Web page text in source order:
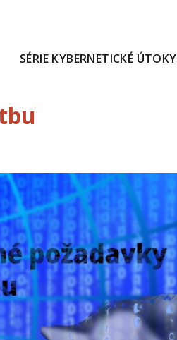
SÉRIE KYBERNETICKÉ ÚTOKY